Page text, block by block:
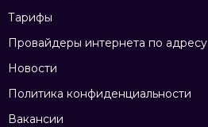
Тарифы
Провайдеры интернета по адресу
Новости
Политика конфиденциальности
Вакансии